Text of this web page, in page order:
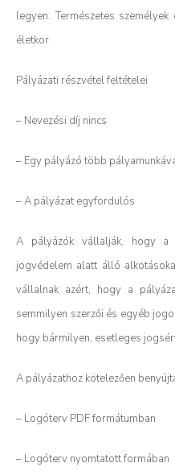
legyen. Természetes
életkor.
Pályázati részvétel feltételei
– Nevezési díj nincs
– Egy pályázó több
– A pályázat egyfordulós
A pályázók vállalják, hogy a
jogvédelem alatt álló
vállalnak azért, hogy a
semmilyen szerzői és egyéb
hogy bármilyen, esetleges
A pályázathoz kötelezően
– Logóterv PDF formátumban
– Logóterv nyomtatott formában